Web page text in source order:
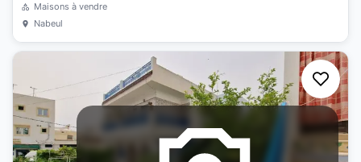
Maisons à vendre
Nabeul